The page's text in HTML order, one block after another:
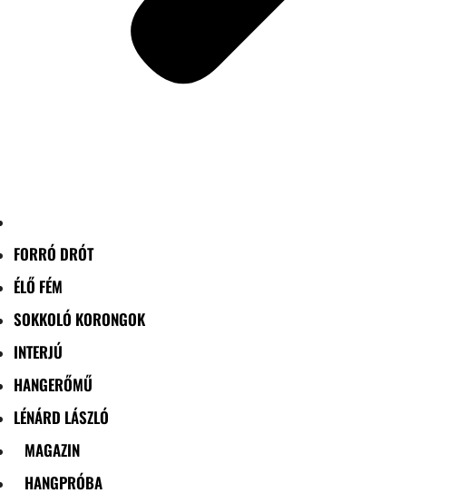
FORRÓ DRÓT
ÉLŐ FÉM
SOKKOLÓ KORONGOK
INTERJÚ
HANGERŐMŰ
LÉNÁRD LÁSZLÓ
MAGAZIN
HANGPRÓBA